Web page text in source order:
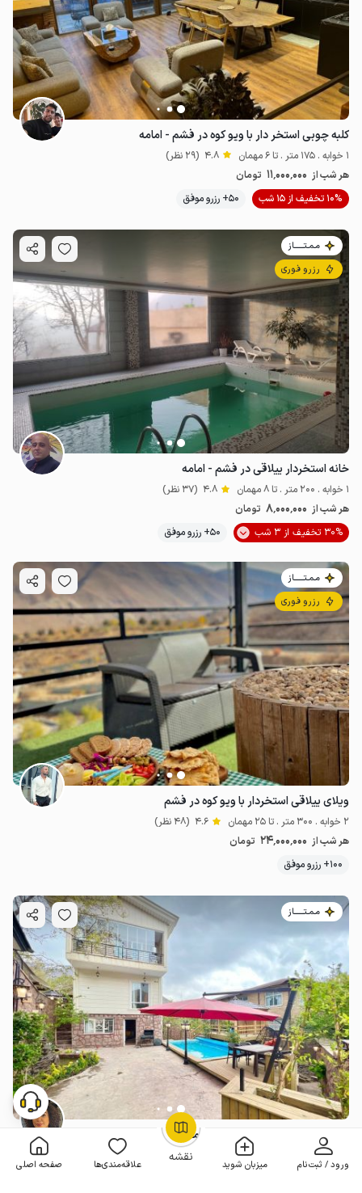
نقشه ورود / ثبت‌نام میزبان شوید علاقه‌مندی‌ها صفحه اصلی
میلیون ت
OpenStreetMap
کلبه چوبی استخر دار با ویو کوه در فشم - امامه
1 خوابه . 175 متر . تا 6 مهمان 4.8 (29 نظر)
هر شب از 11٬000٬000 تومان
10% تخفیف از 15 شب
50+ رزرو موفق
مـمـتــــــاز
رزرو فوری
خانه استخردار ییلاقی در فشم - امامه
1 خوابه . 200 متر . تا 8 مهمان 4.8 (37 نظر)
هر شب از 8٬000٬000 تومان
30% تخفیف از 3 شب
50+ رزرو موفق
مـمـتــــــاز
رزرو فوری
ویلای ییلاقی استخردار با ویو کوه در فشم
2 خوابه . 300 متر . تا 25 مهمان 4.6 (48 نظر)
هر شب از 24٬000٬000 تومان
100+ رزرو موفق
مـمـتــــــاز
ویلا دوبلکس ییلاقی در فشم - امامه بالا
11٬900٬000
تومان